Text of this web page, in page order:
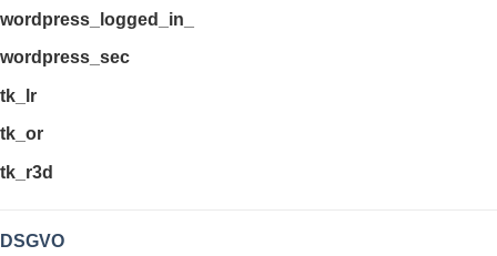
wordpress_logged_in_
wordpress_sec
tk_lr
tk_or
tk_r3d
DSGVO